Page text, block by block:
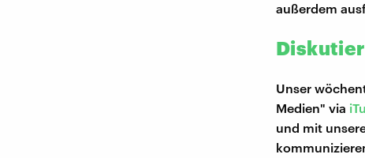
außerdem
Unser
Medien" via
und mit